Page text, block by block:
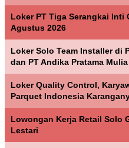
Loker PT Tiga Serangkai Inti
Agustus 2026
Loker Solo Team Installer di
dan PT Andika Pratama Mulia
Loker Quality Control,
Parquet Indonesia
Lowongan Kerja Retail Solo
Lestari